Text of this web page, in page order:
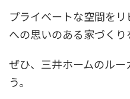
プライベートな空間を
への思いのある家づく
ぜひ、三井ホームのル
う。